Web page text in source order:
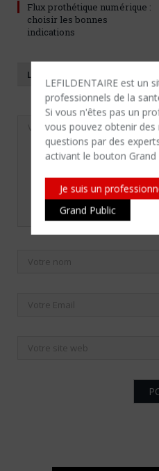
LEFILDENTAIRE est un
professionnels de la
Si vous n'êtes​ pas un
vous pouvez obtenir des
questions par des
activant le bouton Grand
Je suis un
Grand Public
Flux prothétique numérique :
choisir les bonnes
indications
LAISSER UNE RÉPONSE